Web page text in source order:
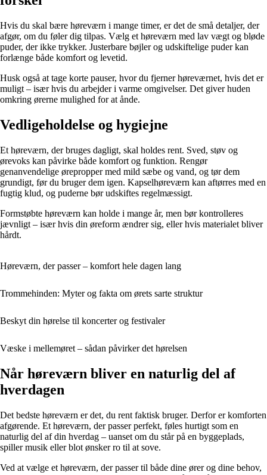
Hvis du skal bære høreværn i mange timer, er det de små detaljer, der
afgør, om du føler dig tilpas. Vælg et høreværn med lav vægt og bløde
puder, der ikke trykker. Justerbare bøjler og udskiftelige puder kan
forlænge både komfort og levetid.
Husk også at tage korte pauser, hvor du fjerner høreværnet, hvis det er
muligt – især hvis du arbejder i varme omgivelser. Det giver huden
omkring ørerne mulighed for at ånde.
Vedligeholdelse og hygiejne
Et høreværn, der bruges dagligt, skal holdes rent. Sved, støv og
ørevoks kan påvirke både komfort og funktion. Rengør
genanvendelige ørepropper med mild sæbe og vand, og tør dem
grundigt, før du bruger dem igen. Kapselhøreværn kan aftørres med en
fugtig klud, og puderne bør udskiftes regelmæssigt.
Formstøbte høreværn kan holde i mange år, men bør kontrolleres
jævnligt – især hvis din øreform ændrer sig, eller hvis materialet bliver
hårdt.
Høreværn, der passer – komfort hele dagen lang
Trommehinden: Myter og fakta om ørets sarte struktur
Beskyt din hørelse til koncerter og festivaler
Væske i mellemøret – sådan påvirker det hørelsen
Når høreværn bliver en naturlig del af
hverdagen
Det bedste høreværn er det, du rent faktisk bruger. Derfor er komforten
afgørende. Et høreværn, der passer perfekt, føles hurtigt som en
naturlig del af din hverdag – uanset om du står på en byggeplads,
spiller musik eller blot ønsker ro til at sove.
Ved at vælge et høreværn, der passer til både dine ører og dine behov,